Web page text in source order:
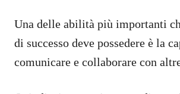
Una delle abilità più importanti
di successo deve possedere è la
comunicare e collaborare con